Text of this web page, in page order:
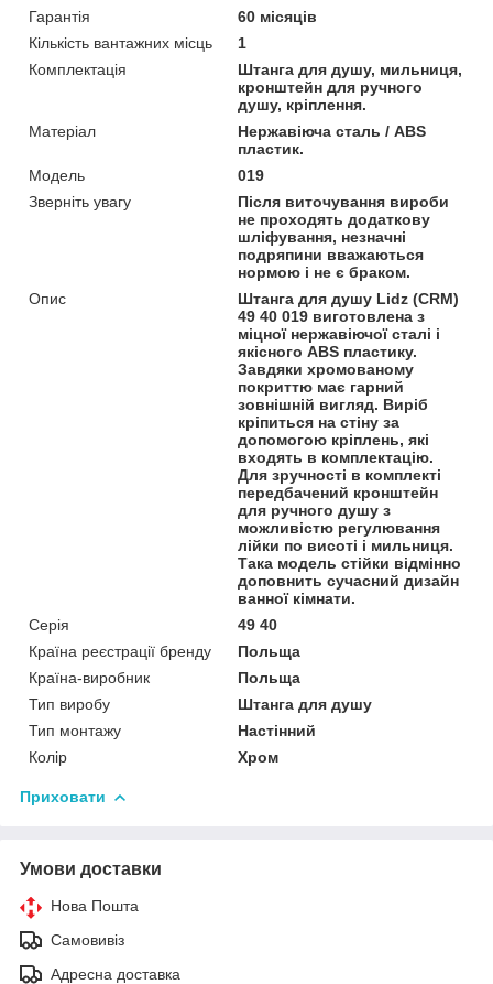
Гарантія
60 місяців
Кількість вантажних місць
1
Комплектація
Штанга для душу, мильниця,
кронштейн для ручного
душу, кріплення.
Матеріал
Нержавіюча сталь / ABS
пластик.
Модель
019
Зверніть увагу
Після виточування вироби
не проходять додаткову
шліфування, незначні
подряпини вважаються
нормою і не є браком.
Опис
Штанга для душу Lidz (CRM)
49 40 019 виготовлена з
міцної нержавіючої сталі і
якісного ABS пластику.
Завдяки хромованому
покриттю має гарний
зовнішній вигляд. Виріб
кріпиться на стіну за
допомогою кріплень, які
входять в комплектацію.
Для зручності в комплекті
передбачений кронштейн
для ручного душу з
можливістю регулювання
лійки по висоті і мильниця.
Така модель стійки відмінно
доповнить сучасний дизайн
ванної кімнати.
Серія
49 40
Країна реєстрації бренду
Польща
Країна-виробник
Польща
Тип виробу
Штанга для душу
Тип монтажу
Настінний
Колір
Хром
Приховати
Умови доставки
Нова Пошта
Самовивіз
Адресна доставка